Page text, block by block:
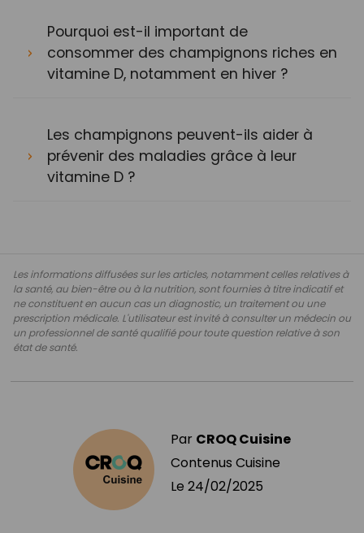
Pourquoi est-il important de
consommer des champignons riches en
vitamine D, notamment en hiver ?
Les champignons peuvent-ils aider à
prévenir des maladies grâce à leur
vitamine D ?
Les informations diffusées sur les articles, notamment celles relatives à
la santé, au bien-être ou à la nutrition, sont fournies à titre indicatif et
ne constituent en aucun cas un diagnostic, un traitement ou une
prescription médicale. L'utilisateur est invité à consulter un médecin ou
un professionnel de santé qualifié pour toute question relative à son
état de santé.
Par CROQ Cuisine
Contenus Cuisine
Le 24/02/2025